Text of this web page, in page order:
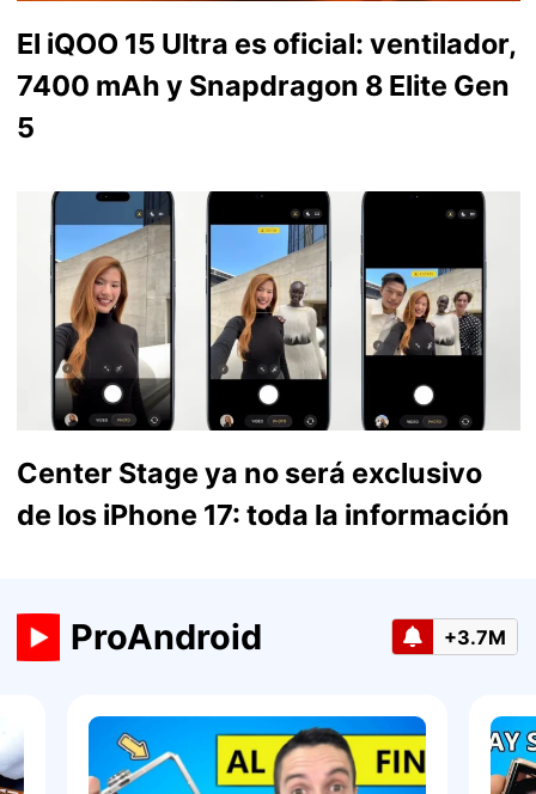
El iQOO 15 Ultra es oficial: ventilador,
7400 mAh y Snapdragon 8 Elite Gen
5
Center Stage ya no será exclusivo
de los iPhone 17: toda la información
ProAndroid +3.7M